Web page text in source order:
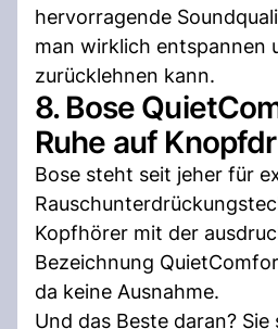
hervorragende
man wirklich entspannen
zurücklehnen kann.
8. Bose
Ruhe auf
Bose steht seit jeher für
Kopfhörer mit der
Bezeichnung
da keine Ausnahme.
Und das Beste daran?